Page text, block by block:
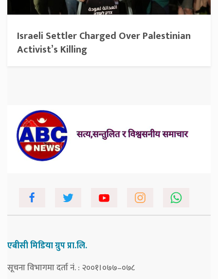
Israeli Settler Charged Over Palestinian
Activist’s Killing
एबीसी मिडिया ग्रुप प्रा.लि.
सूचना विभागमा दर्ता नं. : २००१।०७७–०७८